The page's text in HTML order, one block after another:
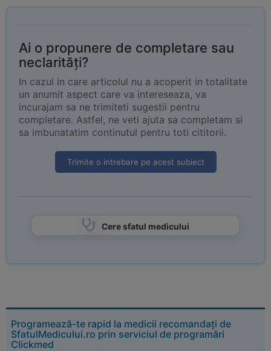
Ai o propunere de completare sau
neclarități?
In cazul in care articolul nu a acoperit in totalitate
un anumit aspect care va intereseaza, va
incurajam sa ne trimiteti sugestii pentru
completare. Astfel, ne veti ajuta sa completam si
sa imbunatatim continutul pentru toti cititorii.
Trimite o intrebare pe acest subiect
Cere sfatul medicului
Programează-te rapid la medicii recomandați de
SfatulMedicului.ro prin serviciul de programări
Clickmed